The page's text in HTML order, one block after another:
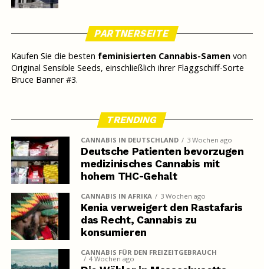
PARTNERSEITE
Kaufen Sie die besten feminisierten Cannabis-Samenvon
Original Sensible Seeds, einschließlich ihrer Flaggschiff-Sorte
Bruce Banner #3.
TRENDING
CANNABIS IN DEUTSCHLAND 3 Wochen ago
Deutsche Patienten bevorzugen
medizinisches Cannabis mit
hohem THC-Gehalt
CANNABIS IN AFRIKA 3 Wochen ago
Kenia verweigert den Rastafaris
das Recht, Cannabis zu
konsumieren
CANNABIS FÜR DEN FREIZEITGEBRAUCH
4 Wochen ago